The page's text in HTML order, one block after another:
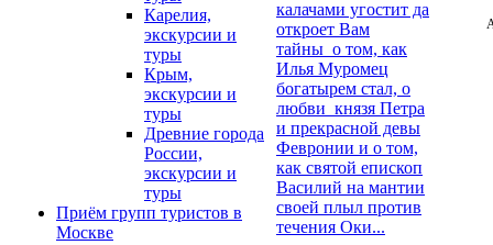
Карелия,
экскурсии и
туры
Крым,
экскурсии и
туры
Древние города
России,
экскурсии и
туры
Приём групп туристов в
Москве
калачами угостит да
откроет Вам
тайны о том, как
Илья Муромец
богатырем стал, о
любви князя Петра
и прекрасной девы
Февронии и о том,
как святой епископ
Василий на мантии
своей плыл против
течения Оки...